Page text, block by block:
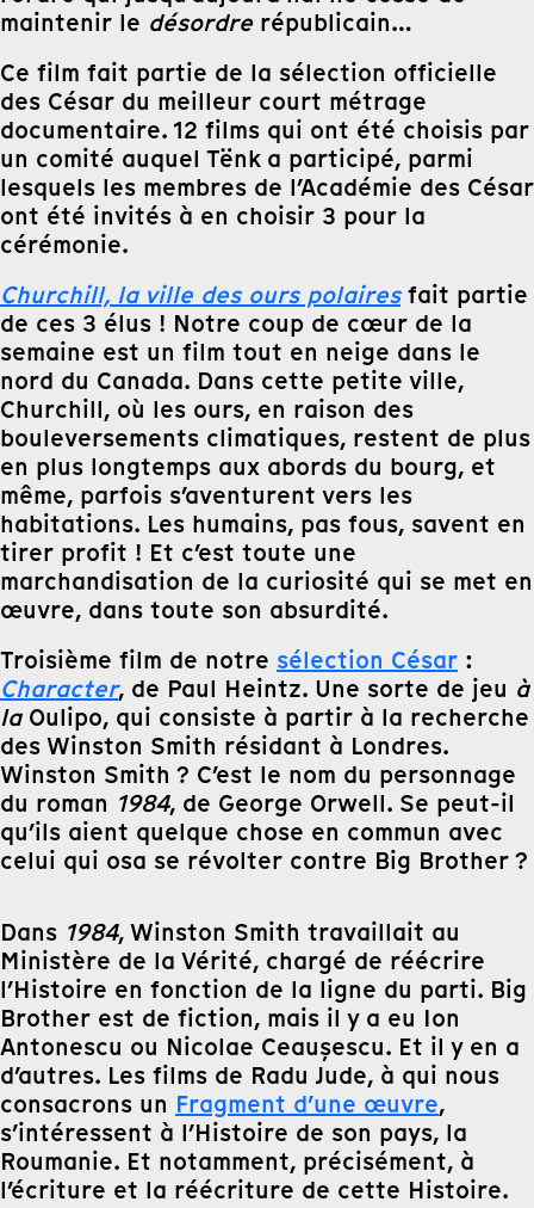
maintenir le désordrerépublicain…
Ce film fait partie de la sélection officielle
des César du meilleur court métrage
documentaire. 12 films qui ont été choisis par
un comité auquel Tënk a participé, parmi
lesquels les membres de l’Académie des César
ont été invités à en choisir 3 pour la
cérémonie.
Churchill, la ville des ours polairesfait partie
de ces 3 élus ! Notre coup de cœur de la
semaine est un film tout en neige dans le
nord du Canada. Dans cette petite ville,
Churchill, où les ours, en raison des
bouleversements climatiques, restent de plus
en plus longtemps aux abords du bourg, et
même, parfois s’aventurent vers les
habitations. Les humains, pas fous, savent en
tirer profit ! Et c’est toute une
marchandisation de la curiosité qui se met en
œuvre, dans toute son absurdité.
Troisième film de notre sélection César :
Character, de Paul Heintz. Une sorte de jeu à
laOulipo, qui consiste à partir à la recherche
des Winston Smith résidant à Londres.
Winston Smith ? C’est le nom du personnage
du roman 1984, de George Orwell. Se peut-il
qu’ils aient quelque chose en commun avec
celui qui osa se révolter contre Big Brother ?
Dans 1984, Winston Smith travaillait au
Ministère de la Vérité, chargé de réécrire
l’Histoire en fonction de la ligne du parti. Big
Brother est de fiction, mais il y a eu Ion
Antonescu ou Nicolae Ceaușescu. Et il y en a
d’autres. Les films de Radu Jude, à qui nous
consacrons un Fragment d’une œuvre,
s’intéressent à l’Histoire de son pays, la
Roumanie. Et notamment, précisément, à
l’écriture et la réécriture de cette Histoire.